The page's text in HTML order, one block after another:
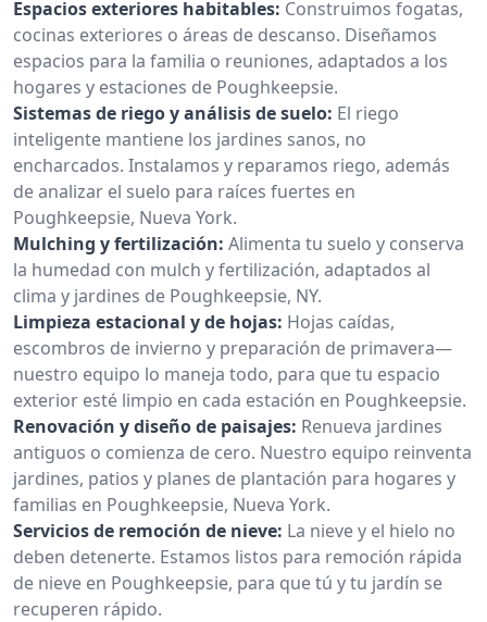
Espacios exteriores habitables: Construimos fogatas,
cocinas exteriores o áreas de descanso. Diseñamos
espacios para la familia o reuniones, adaptados a los
hogares y estaciones de Poughkeepsie.
Sistemas de riego y análisis de suelo: El riego
inteligente mantiene los jardines sanos, no
encharcados. Instalamos y reparamos riego, además
de analizar el suelo para raíces fuertes en
Poughkeepsie, Nueva York.
Mulching y fertilización: Alimenta tu suelo y conserva
la humedad con mulch y fertilización, adaptados al
clima y jardines de Poughkeepsie, NY.
Limpieza estacional y de hojas: Hojas caídas,
escombros de invierno y preparación de primavera—
nuestro equipo lo maneja todo, para que tu espacio
exterior esté limpio en cada estación en Poughkeepsie.
Renovación y diseño de paisajes: Renueva jardines
antiguos o comienza de cero. Nuestro equipo reinventa
jardines, patios y planes de plantación para hogares y
familias en Poughkeepsie, Nueva York.
Servicios de remoción de nieve: La nieve y el hielo no
deben detenerte. Estamos listos para remoción rápida
de nieve en Poughkeepsie, para que tú y tu jardín se
recuperen rápido.